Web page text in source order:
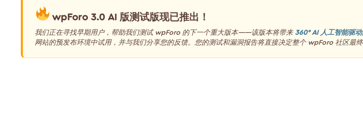
wpForo 3.0 AI 版测试版现已推出！
我们正在寻找早期用户，帮助我们测试 wpForo 的下一个重大版本——该版本将带来 360° AI 人工智能驱
网站的预发布环境中试用，并与我们分享您的反馈。您的测试和漏洞报告将直接决定整个 wpForo 社区最终